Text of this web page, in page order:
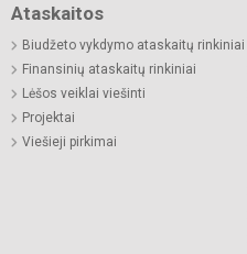
Ataskaitos
Biudžeto vykdymo ataskaitų rinkiniai
Finansinių ataskaitų rinkiniai
Lėšos veiklai viešinti
Projektai
Viešieji pirkimai